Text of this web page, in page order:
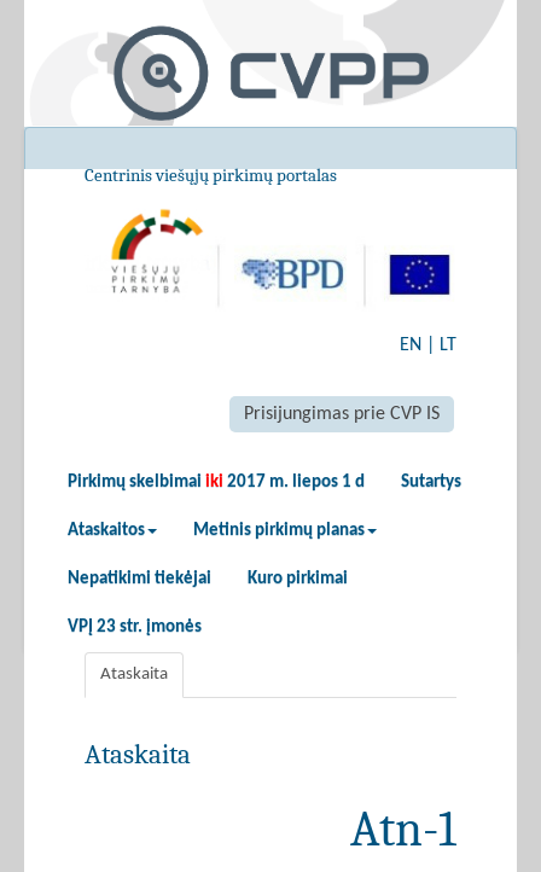
Centrinis viešųjų pirkimų portalas
EN LT
Prisijungimas prie CVP IS
Pirkimų skelbimai iki 2017 m. liepos 1 d Sutartys
Ataskaitos Metinis pirkimų planas
Nepatikimi tiekėjai Kuro pirkimai
VPĮ 23 str. įmonės
Ataskaita
Ataskaita
Atn-1